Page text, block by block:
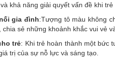
khả năng giải quyết vấn đề khi
gia đình:Tượng tô màu không
chia sẻ những khoảnh khắc vui vẻ
trẻ: Khi trẻ hoàn thành một bức
trị của sự nỗ lực và sáng tạo.